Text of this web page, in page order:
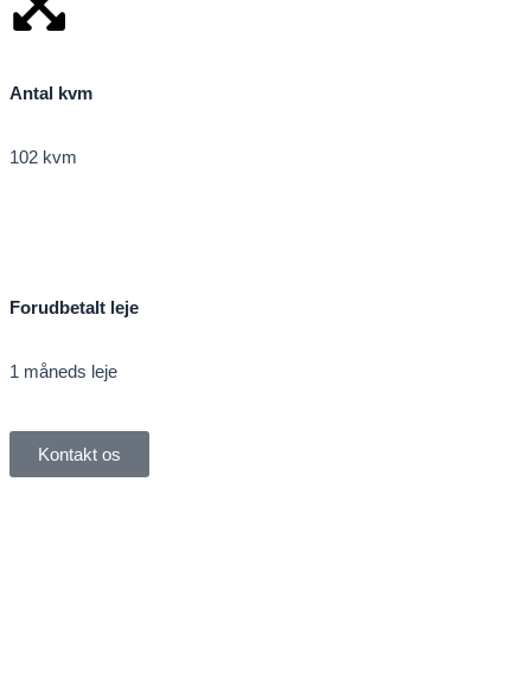
Antal kvm
102 kvm
Forudbetalt leje
1 måneds leje
Kontakt os